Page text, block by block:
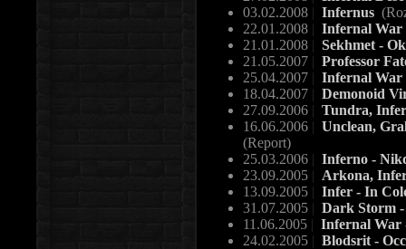
03.02.2008 | Infernus
22.01.2008 | Infernal War
21.01.2008 | Sekhmet -
21.05.2007 | Professor
25.04.2007 | Infernal War
18.04.2007 | Demonoid
27.09.2006 | Tundra,
16.06.2006 | Unclean,
(Report)
25.03.2006 | Inferno -
23.09.2005 | Arkona,
13.09.2005 | Infer - In
31.07.2005 | Dark Storm
11.06.2005 | Infernal
24.02.2005 | Blodsrit -